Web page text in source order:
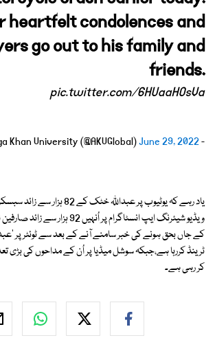
heartfelt condolences and
go out to his family and
friends.
pic.twitter.com/6HUaaHOsVa
- Aga Khan University (@AKUGlobal)
June 29, 2022
یاد رہے کہ یوٹیوب پر عبداللّہ خٹک
ویڈیو شیئرنگ ایپ انسٹاگرام پر اُنہیں
کے جاں بحق ہونے کی خبر سامنے آنے کے بعد سے ٹوئٹر پر
ٹرینڈ کررہا ہے،جبکہ سوشل میڈیا پر اُن کے مداحوں کی بڑی
کر رہی ہے۔